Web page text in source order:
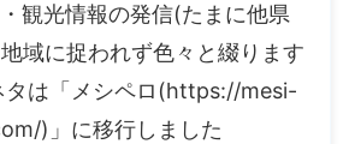
観光情報の発信(たまに他県
域に捉われず色々と綴ります
タは「メシペロ(https://mesi-
)」に移行しました